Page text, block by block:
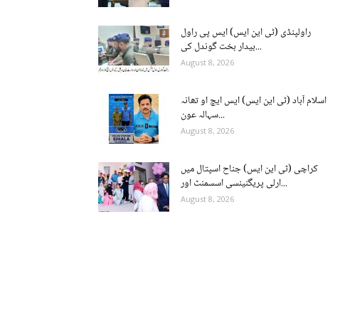
راولپنڈی (ٹی این ایس) ایس پی راول
بیدار بخت گوندل کی...
August 8, 2026
اسلام آباد (ٹی این ایس) ایس ایچ او تھانہ
سہالہ عون...
August 8, 2026
کراچی (ٹی این ایس) جناح اسپتال میں
ارلی پریگنینسی اسسمنٹ اور...
August 8, 2026